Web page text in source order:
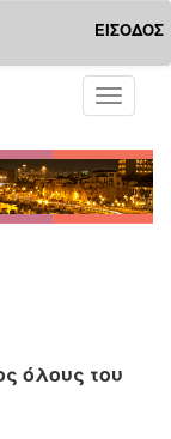
ΕΙΣΟΔΟΣ
Toggle
όλους του